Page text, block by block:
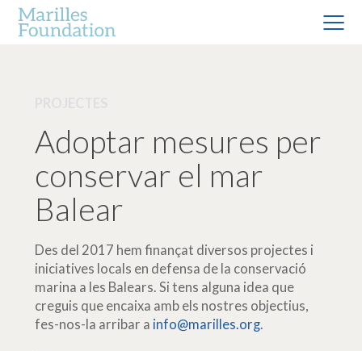
Adoptar mesures per
conservar el mar
Balear
Des del 2017 hem finançat diversos projectes i
iniciatives locals en defensa de la conservació
marina a les Balears. Si tens alguna idea que
creguis que encaixa amb els nostres objectius,
fes-nos-la arribar a info@marilles.org.